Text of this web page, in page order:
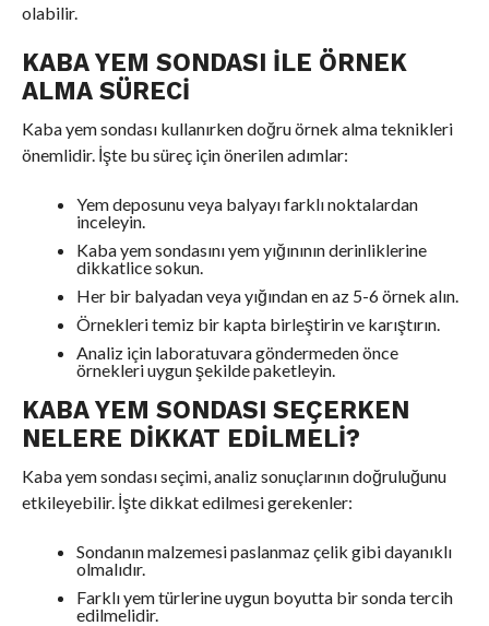
olabilir.
KABA YEM SONDASI ILE ÖRNEK
ALMA SÜRECI
Kaba yem sondası kullanırken doğru örnek alma teknikleri
önemlidir. İşte bu süreç için önerilen adımlar:
Yem deposunu veya balyayı farklı noktalardan
inceleyin.
Kaba yem sondasını yem yığınının derinliklerine
dikkatlice sokun.
Her bir balyadan veya yığından en az 5-6 örnek alın.
Örnekleri temiz bir kapta birleştirin ve karıştırın.
Analiz için laboratuvara göndermeden önce
örnekleri uygun şekilde paketleyin.
KABA YEM SONDASI SEÇERKEN
NELERE DIKKAT EDILMELI?
Kaba yem sondası seçimi, analiz sonuçlarının doğruluğunu
etkileyebilir. İşte dikkat edilmesi gerekenler:
Sondanın malzemesi paslanmaz çelik gibi dayanıklı
olmalıdır.
Farklı yem türlerine uygun boyutta bir sonda tercih
edilmelidir.